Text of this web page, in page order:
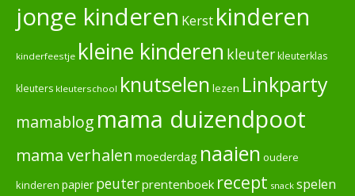
jonge kinderen Kerst kinderen
kinderfeestje kleine kinderen kleuterkleuterklas
kleuters kleuterschool knutselen lezen Linkparty
mamablog mama duizendpoot
mama verhalen moederdag naaien oudere
kinderen papier peuterprentenboek recept snack spelen